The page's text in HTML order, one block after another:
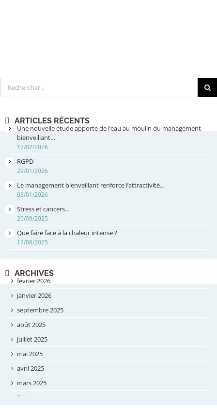
Rechercher
ARTICLES RÉCENTS
Une nouvelle étude apporte de l’eau au moulin du management
bienveillant…
17/02/2026
RGPD
29/01/2026
Le management bienveillant renforce l’attractivité…
03/01/2026
Stress et cancers…
20/09/2025
Que faire face à la chaleur intense ?
12/08/2025
ARCHIVES
février 2026
janvier 2026
septembre 2025
août 2025
juillet 2025
mai 2025
avril 2025
mars 2025
février 2025